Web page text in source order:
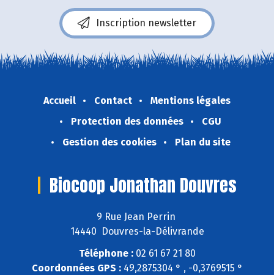
Inscription newsletter
Accueil Contact
Mentions légales
Protection des données
CGU
Gestion des cookies
Plan du site
Biocoop Jonathan Douvres
9 Rue Jean Perrin
14440 Douvres-la-Délivrande
Téléphone :02 61 67 21 80
Coordonnées GPS :49,2875304 ° , -0,3769515 °